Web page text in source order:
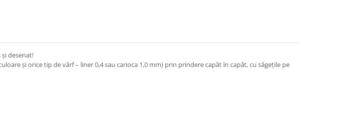
desenat!
și orice tip de vârf – liner 0,4 sau carioca 1,0 mm) prin prindere capăt în capăt, cu săgețile pe